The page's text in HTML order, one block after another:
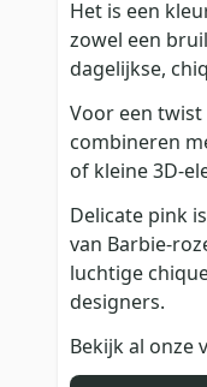
Het is een
zowel een
dagelijkse,
Voor een
combineren
of kleine 3D-
Delicate pink
van Barbie-
luchtige
designers.
Bekijk al onze